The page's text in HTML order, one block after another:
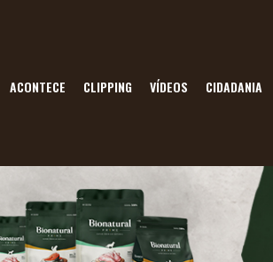
ACONTECE CLIPPING VÍDEOS CIDADANIA